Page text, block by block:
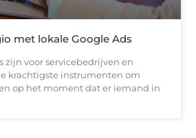
met lokale Google Ads
zijn voor servicebedrijven en
krachtigste instrumenten om
op het moment dat er iemand in